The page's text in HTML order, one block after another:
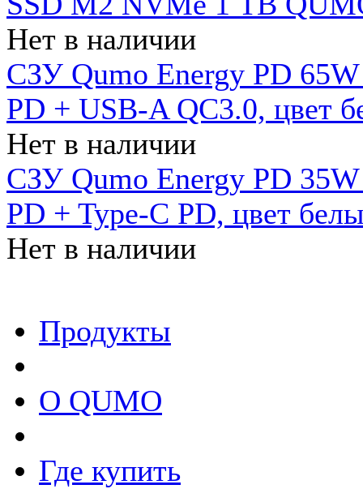
Нет в наличии
СЗУ Qumo Energy PD
PD + USB-A QC3.0, цвет
Нет в наличии
СЗУ Qumo Energy PD
PD + Type-C PD, цвет
Нет в наличии
Продукты
О QUMO
Где купить